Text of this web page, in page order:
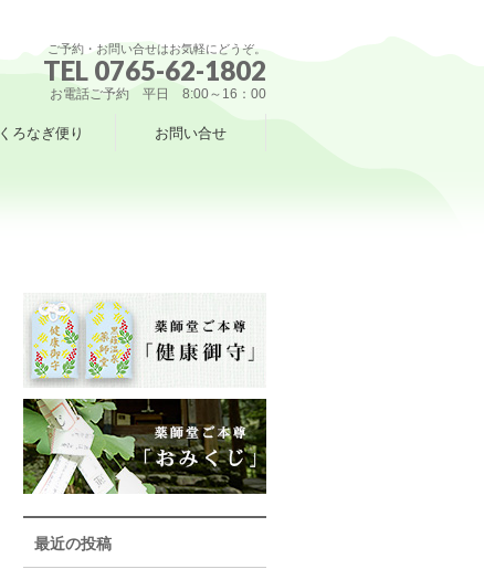
ご予約・お問い合せはお気軽にどうぞ。
TEL 0765-62-1802
お電話ご予約 平日 8:00～16：00
くろなぎ便り お問い合せ
最近の投稿